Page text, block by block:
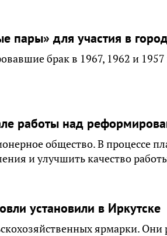
пары» для участия в
брак в 1967, 1962 и
работы над
общество. В процессе
и улучшить качество
установили в Иркутске
ярмарки.